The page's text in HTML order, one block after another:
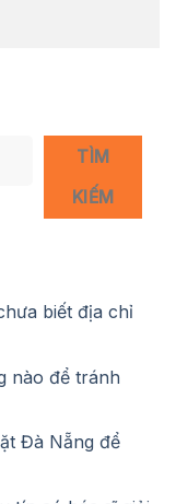
TÌM
KIẾM
biết địa chỉ
nào để tránh
Đà Nẵng để